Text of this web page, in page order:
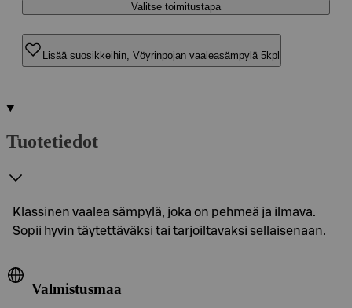
Valitse toimitustapa
Lisää suosikkeihin, Vöyrinpojan vaaleasämpylä 5kpl
Tuotetiedot
Klassinen vaalea sämpylä, joka on pehmeä ja ilmava.
Sopii hyvin täytettäväksi tai tarjoiltavaksi sellaisenaan.
Valmistusmaa